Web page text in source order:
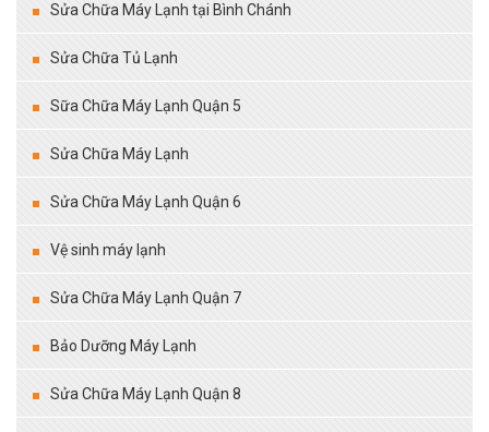
Sửa Chữa Máy Lạnh tại Bình Chánh
Sửa Chữa Tủ Lạnh
Sữa Chữa Máy Lạnh Quận 5
Sửa Chữa Máy Lạnh
Sửa Chữa Máy Lạnh Quận 6
Vệ sinh máy lạnh
Sửa Chữa Máy Lạnh Quận 7
Bảo Dưỡng Máy Lạnh
Sửa Chữa Máy Lạnh Quận 8